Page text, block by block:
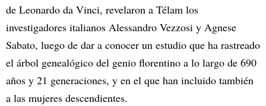
de Leonardo da Vinci, revelaron a Télam los
investigadores italianos Alessandro Vezzosi y Agnese
Sabato, luego de dar a conocer un estudio que ha rastreado
el árbol genealógico del genio florentino a lo largo de 690
años y 21 generaciones, y en el que han incluido también
a las mujeres descendientes.